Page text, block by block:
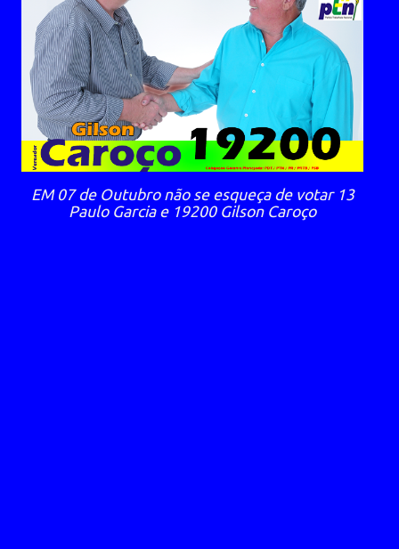
EM 07 de Outubro não se esqueça de votar 13
Paulo Garcia e 19200 Gilson Caroço